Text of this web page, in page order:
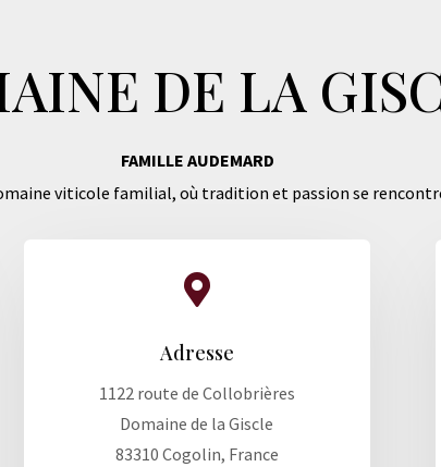
DE LA
FAMILLE AUDEMARD
viticole familial, où tradition et passion se

Adresse
1122 route de Collobrières
Domaine de la Giscle
83310 Cogolin, France